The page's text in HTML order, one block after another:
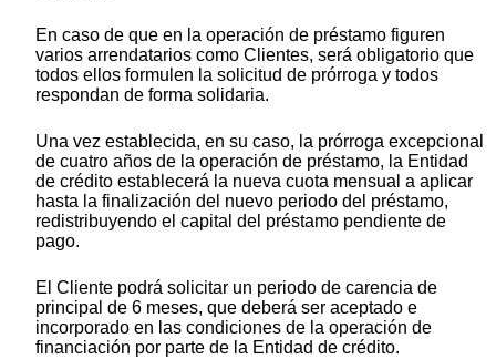
En caso de que en la operación de préstamo figuren
varios arrendatarios como Clientes, será obligatorio que
todos ellos formulen la solicitud de prórroga y todos
respondan de forma solidaria.
Una vez establecida, en su caso, la prórroga excepcional
de cuatro años de la operación de préstamo, la Entidad
de crédito establecerá la nueva cuota mensual a aplicar
hasta la finalización del nuevo periodo del préstamo,
redistribuyendo el capital del préstamo pendiente de
pago.
El Cliente podrá solicitar un periodo de carencia de
principal de 6 meses, que deberá ser aceptado e
incorporado en las condiciones de la operación de
financiación por parte de la Entidad de crédito.